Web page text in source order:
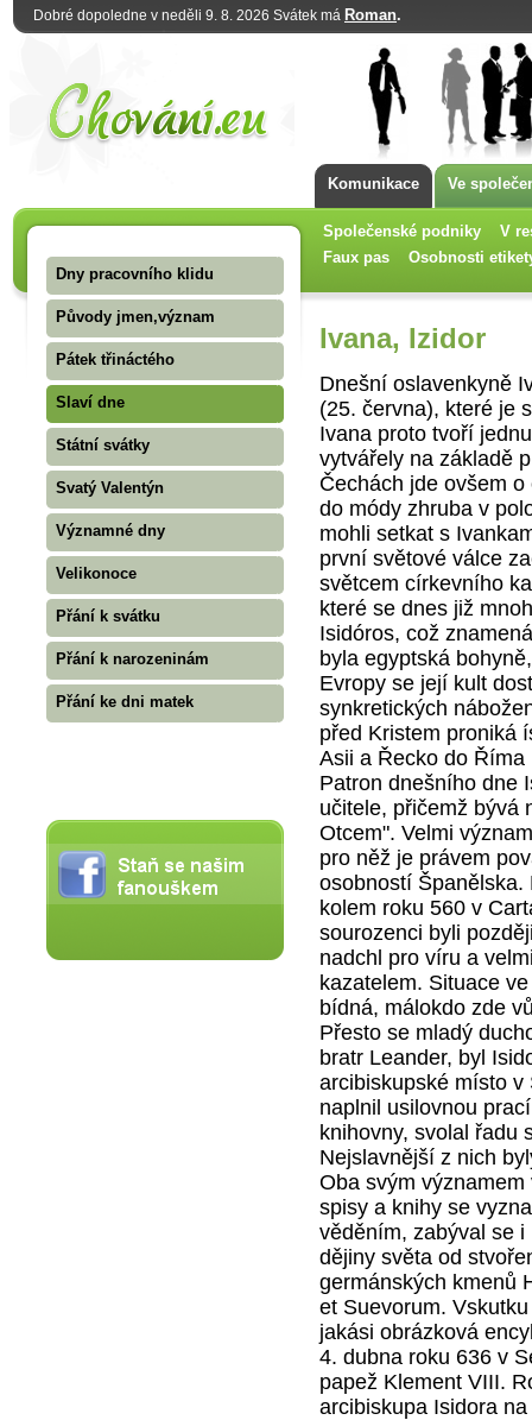
Dobré dopoledne v neděli 9. 8. 2026 Svátek má Roman.
Komunikace Ve
Společenské podniky
V
Faux pas
Osobnosti
Dny pracovního klidu
Původy jmen,význam
Pátek třináctého
Slaví dne
Státní svátky
Svatý Valentýn
Významné dny
Velikonoce
Přání k svátku
Přání k narozeninám
Přání ke dni matek
Ivana, Izidor
Dnešní oslavenkyně
(25. června), které je
Ivana proto tvoří
vytvářely na základě
Čechách jde ovšem
do módy zhruba v
mohli setkat s
první světové válce
světcem církevního
které se dnes již
Isidóros, což
byla egyptská
Evropy se její kult
synkretických
před Kristem proniká
Asii a Řecko do
Patron dnešního dne
učitele, přičemž bývá
Otcem". Velmi
pro něž je právem
osobností Španělska.
kolem roku 560 v
sourozenci byli
nadchl pro víru a
kazatelem. Situace
bídná, málokdo zde
Přesto se mladý
bratr Leander, byl
arcibiskupské místo v
naplnil usilovnou
knihovny, svolal řadu
Nejslavnější z nich
Oba svým
spisy a knihy se
věděním, zabýval se i
dějiny světa od
germánských kmenů
et Suevorum.
jakási obrázková
4. dubna roku 636 v
papež Klement VIII.
arcibiskupa Isidora